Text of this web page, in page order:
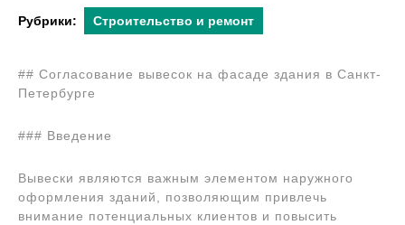
Рубрики: Строительство и ремонт
## Согласование вывесок на фасаде здания в Санкт-
Петербурге
### Введение
Вывески являются важным элементом наружного
оформления зданий, позволяющим привлечь
внимание потенциальных клиентов и повысить